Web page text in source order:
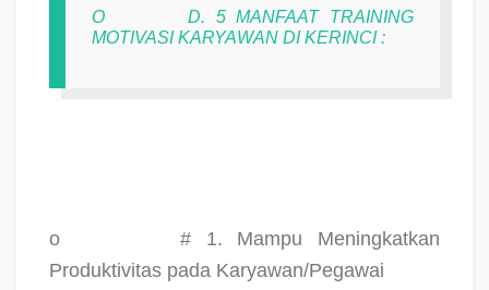
O
D. 5 MANFAAT TRAINING
MOTIVASI KARYAWAN DI KERINCI :
o
# 1. Mampu Meningkatkan
Produktivitas pada Karyawan/Pegawai